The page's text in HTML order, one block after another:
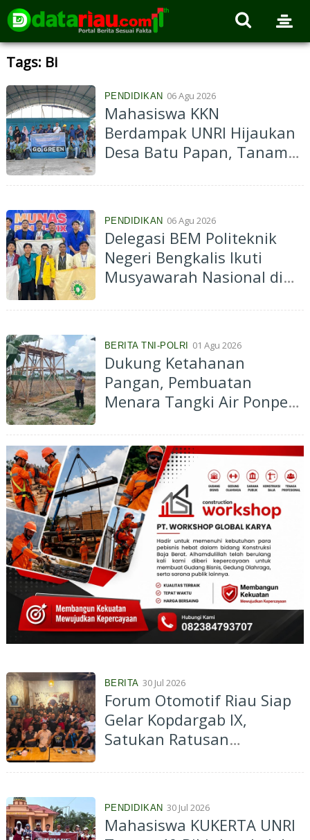
Tags: Bi
PENDIDIKAN 06 Agu 2026
Mahasiswa KKN
Berdampak UNRI Hijaukan
Desa Batu Papan, Tanam
Pohon untuk Wujudkan
PENDIDIKAN 06 Agu 2026
Delegasi BEM Politeknik
Negeri Bengkalis Ikuti
Musyawarah Nasional di
BERITA TNI-POLRI 01 Agu 2026
Dukung Ketahanan
Pangan, Pembuatan
Menara Tangki Air Ponpes
Persen
BERITA 30 Jul 2026
Forum Otomotif Riau Siap
Gelar Kopdargab IX,
Satukan Ratusan
Alam Mayang
PENDIDIKAN 30 Jul 2026
Mahasiswa KUKERTA UNRI